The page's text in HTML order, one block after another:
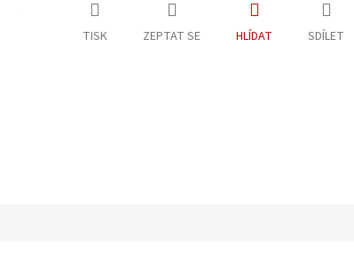
TISK ZEPTAT SE HLÍDAT SDÍLET